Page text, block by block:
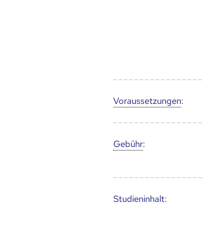
Voraus­setzungen:
Gebühr:
Studien­inhalt: